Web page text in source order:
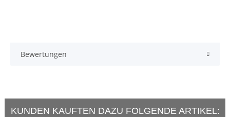
Bewertungen
KUNDEN KAUFTEN DAZU FOLGENDE ARTIKEL: